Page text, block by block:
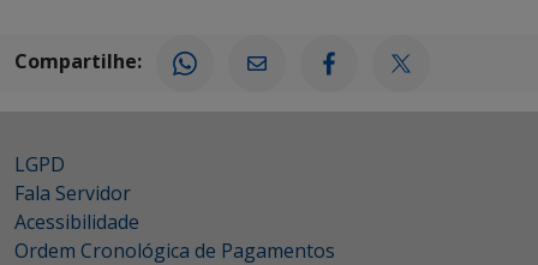
Compartilhe:
LGPD
Fala Servidor
Acessibilidade
Ordem Cronológica de Pagamentos